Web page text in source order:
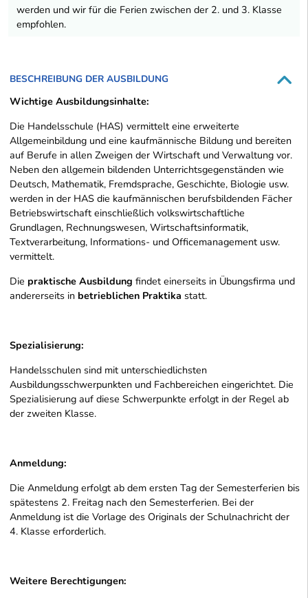
werden und wir für die Ferien zwischen der 2. und 3. Klasse
empfohlen.
BESCHREIBUNG DER AUSBILDUNG
Wichtige Ausbildungsinhalte:
Die Handelsschule (HAS) vermittelt eine erweiterte
Allgemeinbildung und eine kaufmännische Bildung und bereiten
auf Berufe in allen Zweigen der Wirtschaft und Verwaltung vor.
Neben den allgemein bildenden Unterrichtsgegenständen wie
Deutsch, Mathematik, Fremdsprache, Geschichte, Biologie usw.
werden in der HAS die kaufmännischen berufsbildenden Fächer
Betriebswirtschaft einschließlich volkswirtschaftliche
Grundlagen, Rechnungswesen, Wirtschaftsinformatik,
Textverarbeitung, Informations- und Officemanagement usw.
vermittelt.
Die praktische Ausbildung findet einerseits in Übungsfirma und
andererseits in betrieblichen Praktika statt.
Spezialisierung:
Handelsschulen sind mit unterschiedlichsten
Ausbildungsschwerpunkten und Fachbereichen eingerichtet. Die
Spezialisierung auf diese Schwerpunkte erfolgt in der Regel ab
der zweiten Klasse.
Anmeldung:
Die Anmeldung erfolgt ab dem ersten Tag der Semesterferien bis
spätestens 2. Freitag nach den Semesterferien. Bei der
Anmeldung ist die Vorlage des Originals der Schulnachricht der
4. Klasse erforderlich.
Weitere Berechtigungen: